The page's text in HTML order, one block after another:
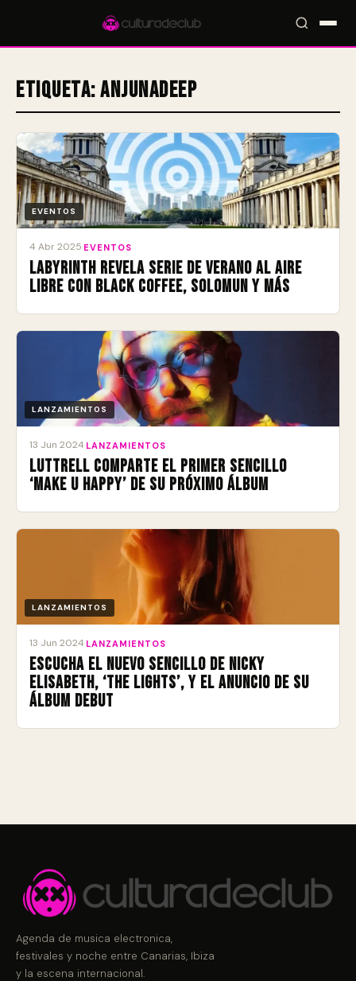
Accesos rápidos:🎪 Eventos🎤 Artistas📍 Locales📰 Radar
Etiqueta:Anjunadeep
EVENTOS
4 Abr 2025 EVENTOS
Labyrinth revela serie de verano al aire
libre con Black Coffee, Solomun y más
LANZAMIENTOS
13 Jun 2024 LANZAMIENTOS
Luttrell comparte el primer sencillo
‘Make U Happy’ de su próximo álbum
LANZAMIENTOS
13 Jun 2024 LANZAMIENTOS
Escucha el nuevo sencillo de Nicky
Elisabeth, ‘The Lights’, y el anuncio de su
álbum debut
Agenda de musica electronica,
festivales y noche entre Canarias, Ibiza
y la escena internacional.